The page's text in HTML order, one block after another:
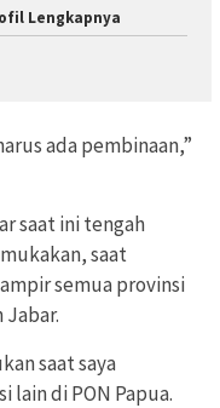
Lengkapnya
ada pembinaan,”
saat ini tengah
saat
semua provinsi
saat saya
di PON Papua.